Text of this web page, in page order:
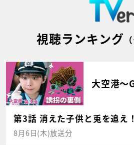
視聴ランキング
大空港～
第3話 消えた子供と兎を追え！
8月6日(木)放送分